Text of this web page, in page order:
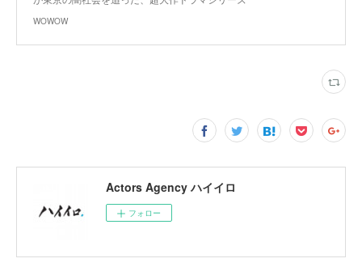
WOWOW
Actors Agency ハイイロ
フォロー